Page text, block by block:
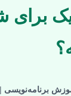
برای
برنامه‌نویسی